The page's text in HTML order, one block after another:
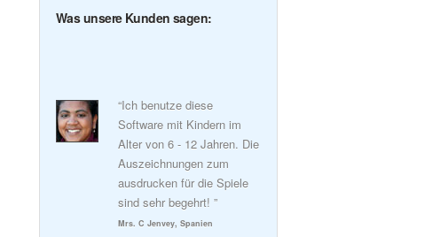
Was unsere Kunden sagen:
“Ich benutze diese
Software mit Kindern im
Alter von 6 - 12 Jahren. Die
Auszeichnungen zum
ausdrucken für die Spiele
sind sehr begehrt! ”
Mrs. C Jenvey, Spanien